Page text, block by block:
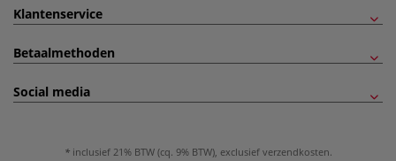
Klantenservice
Betaalmethoden
Social media
inclusief 21% BTW (cq. 9% BTW), exclusief verzendkosten.